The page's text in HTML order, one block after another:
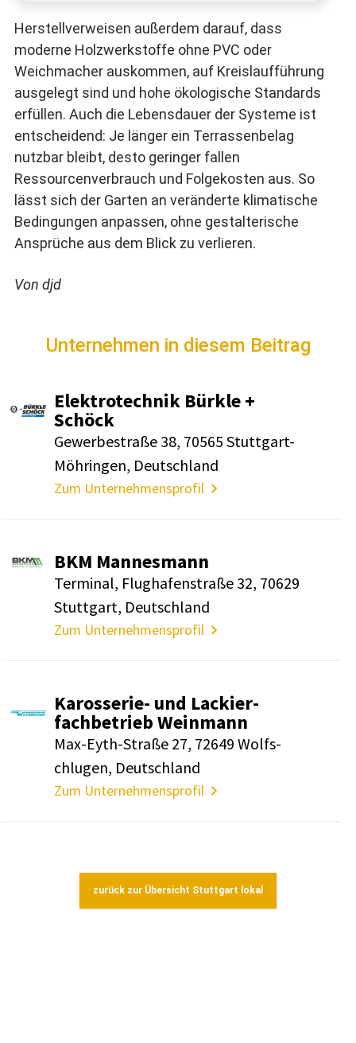
Herstellverweisen außerdem darauf, dass
moderne Holzwerkstoffe ohne PVC oder
Weichmacher auskommen, auf Kreislaufführung
ausgelegt sind und hohe ökologische Standards
erfüllen. Auch die Lebensdauer der Systeme ist
entscheidend: Je länger ein Terrassenbelag
nutzbar bleibt, desto geringer fallen
Ressourcenverbrauch und Folgekosten aus. So
lässt sich der Garten an veränderte klimatische
Bedingungen anpassen, ohne gestalterische
Ansprüche aus dem Blick zu verlieren.
Von djd
Unternehmen in diesem Beitrag
Elek­tro­technik Bürkle +
Schöck
Gewer­be­straße 38, 70565 Stutt­gart-
Möhringen, Deutsch­land
Zum Unternehmensprofil
BKM Mannes­mann
Terminal, Flug­ha­fen­straße 32, 70629
Stutt­gart, Deutsch­land
Zum Unternehmensprofil
Karos­serie- und Lackier­
fach­be­trieb Wein­mann
Max-Eyth-Straße 27, 72649 Wolf­s­
chlugen, Deutsch­land
Zum Unternehmensprofil
zurück zur Übersicht Stuttgart lokal